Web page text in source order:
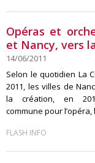
Opéras et
et Nancy, vers
14/06/2011
Selon le quotidien La
2011, les villes de
la création, en
commune pour l’opéra,
FLASH INFO